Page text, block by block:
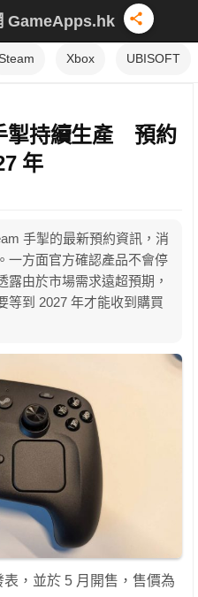
GameApps.hk
Steam Xbox UBISOFT
掣持續生產 預約
年
手掣的最新預約資訊，消
一方面官方確認產品不會停
露由於市場需求遠超預期，
等到 2027 年才能收到購買
，並於 5 月開售，售價為